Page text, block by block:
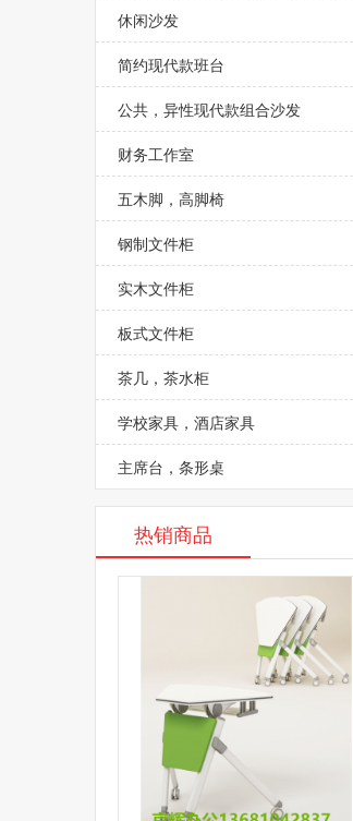
休闲沙发
简约现代款班台
公共，异性现代款组合沙发
财务工作室
五木脚，高脚椅
钢制文件柜
实木文件柜
板式文件柜
茶几，茶水柜
学校家具，酒店家具
主席台，条形桌
热销商品